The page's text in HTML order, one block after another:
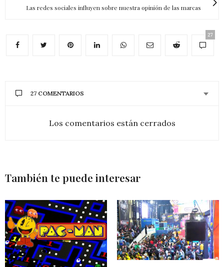
Las redes sociales influyen sobre nuestra opinión de las marcas
27
27 COMENTARIOS
Los comentarios están cerrados
También te puede interesar